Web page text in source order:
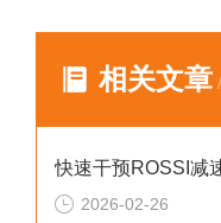
相关文章
2026-02-26